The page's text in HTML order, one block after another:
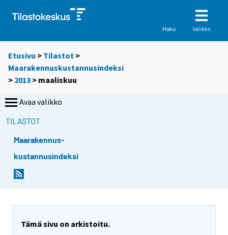
Haku Valikko
Etusivu > Tilastot >
Maarakennuskustannusindeksi
> 2013 > maaliskuu
Avaa valikko
TILASTOT
Maarakennus-
kustannusindeksi
Tämä sivu on arkistoitu.